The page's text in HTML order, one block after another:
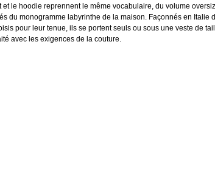
et le hoodie reprennent le même vocabulaire, du volume
du monogramme labyrinthe de la maison. Façonnés en Italie
pour leur tenue, ils se portent seuls ou sous une veste de
avec les exigences de la couture.